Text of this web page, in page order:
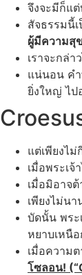
จึงจะมีก็แ
สัจธรรมนี้
ผู้มีความสุ
เราจะกล่
แน่นอน คำ
ยิ่งใหญ่ ไป
แต่เพียงไ
เมื่อพระเ
เมื่อมิอาจ
เพียงไม่น
บัดนั้น พระ
หยาบเหนื
เมื่อความ
โซลอน!